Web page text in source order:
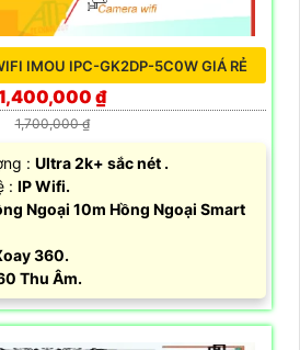
IMOU IPC-GK2DP-5C0W GIÁ RẺ
₫
1,700,000 ₫
: Ultra 2k+ sắc nét .
: IP Wifi.
Ngoại 10m Hồng Ngoại Smart
360.
Thu Âm.